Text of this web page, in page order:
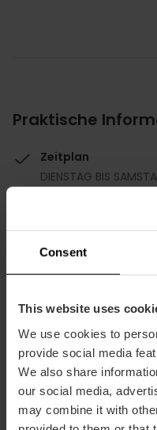
Consent
This website uses
We use cookies to
provide social media
We also share
our social media,
may combine it with
Praktische
Zeitplan
DIENSTAG BIS
Kapazität
25